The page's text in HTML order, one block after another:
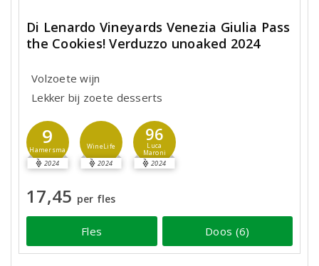
Di Lenardo Vineyards Venezia Giulia Pass
the Cookies! Verduzzo unoaked 2024
Volzoete wijn
Lekker bij zoete desserts
9
Hamersma
2024
WineLife
2024
96
Luca
Maroni
2024
17,45 per fles
Fles Doos (6)